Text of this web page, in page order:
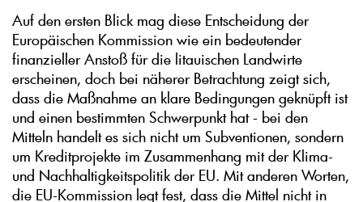
Auf den ersten Blick mag diese Entscheidung der
Europäischen Kommission wie ein bedeutender
finanzieller Anstoß für die litauischen Landwirte
erscheinen, doch bei näherer Betrachtung zeigt sich,
dass die Maßnahme an klare Bedingungen geknüpft ist
und einen bestimmten Schwerpunkt hat - bei den
Mitteln handelt es sich nicht um Subventionen, sondern
um Kreditprojekte im Zusammenhang mit der Klima-
und Nachhaltigkeitspolitik der EU. Mit anderen Worten,
die EU-Kommission legt fest, dass die Mittel nicht in